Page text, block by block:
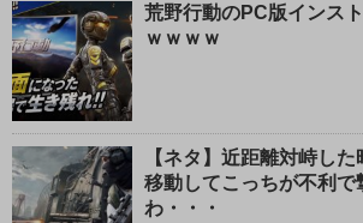
荒野行動のPC版インス
ｗｗｗｗ
【ネタ】近距離対峙し
移動してこっちが不利で
わ・・・